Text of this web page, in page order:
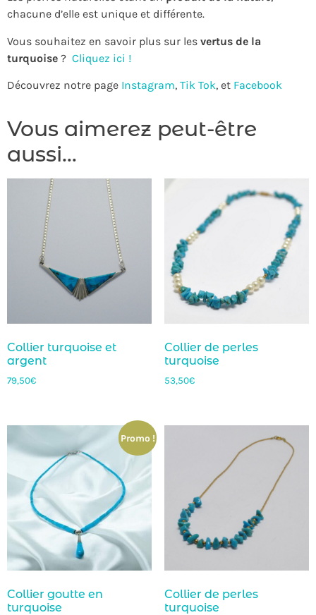
chacune d’elle est unique et différente.
Vous souhaitez en savoir plus sur les vertus de la
turquoise ? Cliquez ici !
Découvrez notre page Instagram, Tik Tok, et Facebook
Vous aimerez peut-être
aussi…
Collier turquoise et
argent
79,50€
Collier de perles
turquoise
53,50€
Promo !
Collier goutte en
turquoise
Collier de perles
turquoise